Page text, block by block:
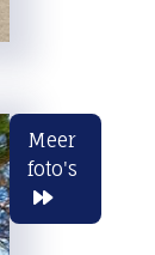
Meer
foto's
